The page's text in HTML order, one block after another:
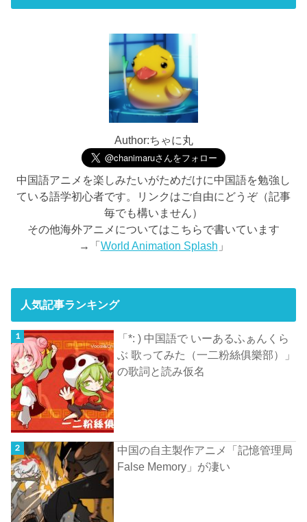
Author:ちゃに丸
中国語アニメを楽しみたいがためだけに中国語を勉強し
ている語学初心者です。リンクはご自由にどうぞ（記事
毎でも構いません）
その他海外アニメについてはこちらで書いています
→「 World Animation Splash 」
人気記事ランキング
「*: ) 中国語で いーあるふぁんくら
ぶ 歌ってみた（一二粉絲俱樂部）」
の歌詞と読み仮名
中国の自主製作アニメ「記憶管理局
False Memory」が凄い